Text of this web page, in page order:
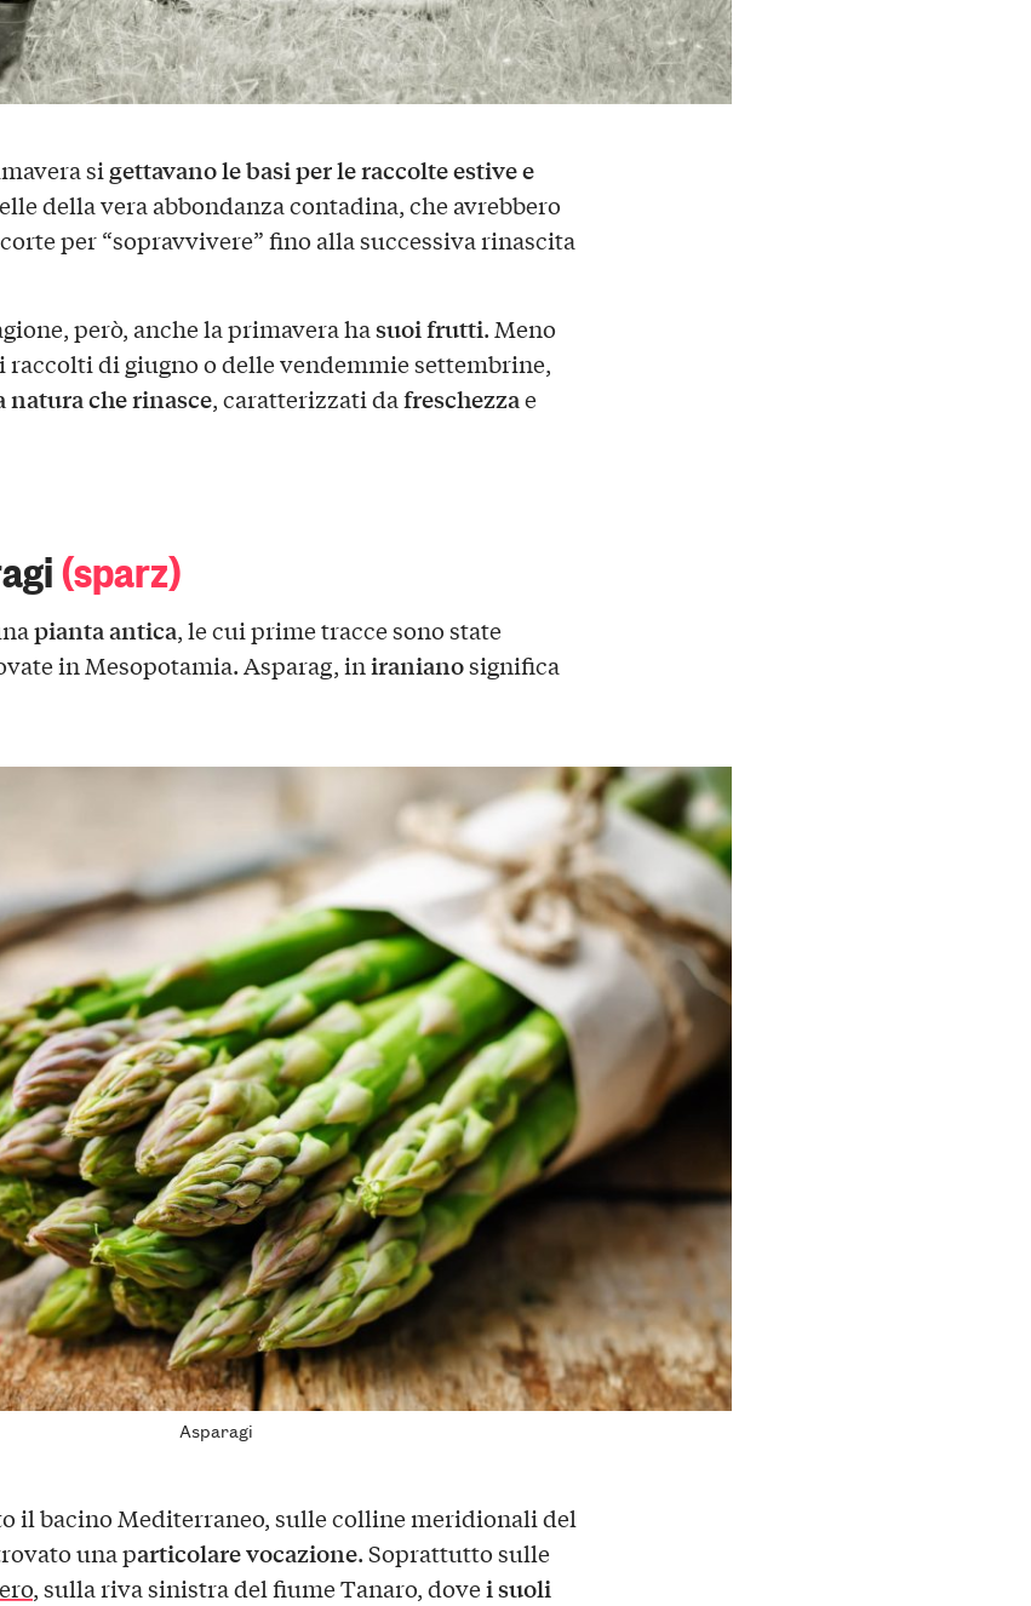
si gettavano le basi per le raccolte estive e
della vera abbondanza contadina, che avrebbero
per “sopravvivere” fino alla successiva rinascita
però, anche la primavera hasuoi frutti. Meno
raccolti di giugno o delle vendemmie settembrine,
che rinasce, caratterizzati dafreschezzae
(sparz)
pianta antica, le cui prime tracce sono state
in Mesopotamia. Asparag, iniranianosignifica
Asparagi
il bacino Mediterraneo, sulle colline meridionali del
una particolare vocazione. Soprattutto sulle
, sulla riva sinistra del fiume Tanaro, dovei suoli